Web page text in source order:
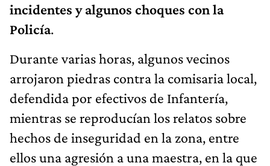
incidentes y algunos choques con la
Policía.
Durante varias horas, algunos vecinos
arrojaron piedras contra la comisaria local,
defendida por efectivos de Infantería,
mientras se reproducían los relatos sobre
hechos de inseguridad en la zona, entre
ellos una agresión a una maestra, en la que